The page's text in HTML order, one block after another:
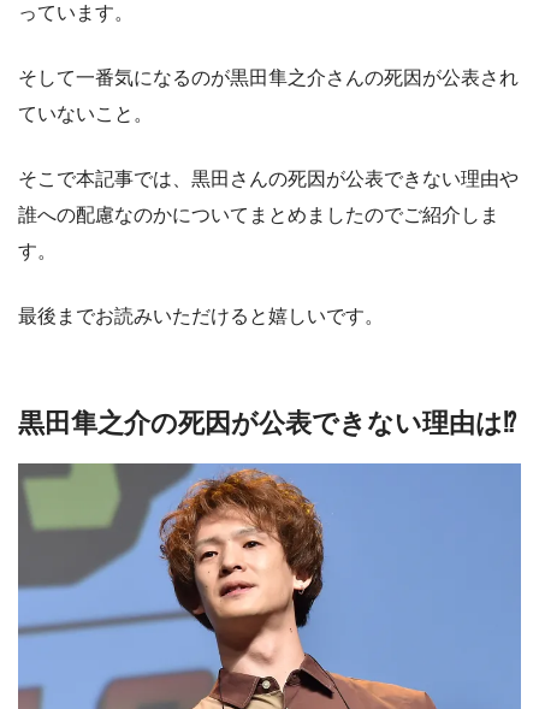
っています。
そして一番気になるのが黒田隼之介さんの死因が公表され
ていないこと。
そこで本記事では、黒田さんの死因が公表できない理由や
誰への配慮なのかについてまとめましたのでご紹介しま
す。
最後までお読みいただけると嬉しいです。
黒田隼之介の死因が公表できない理由は⁉︎